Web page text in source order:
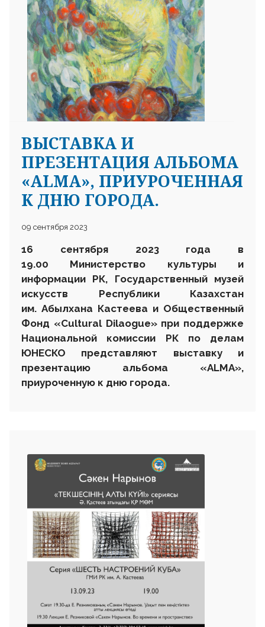
ВЫСТАВКА И
ПРЕЗЕНТАЦИЯ АЛЬБОМА
«ALMA», ПРИУРОЧЕННАЯ
К ДНЮ ГОРОДА.
09 сентября 2023
16 сентября 2023 года в
19.00 Министерство культуры и
информации РК, Государственный музей
искусств Республики Казахстан
им. Абылхана Кастеева и Общественный
Фонд «Cultural Dilaogue» при поддержке
Национальной комиссии РК по делам
ЮНЕСКО представляют выставку и
презентацию альбома «ALMA»,
приуроченную к дню города.